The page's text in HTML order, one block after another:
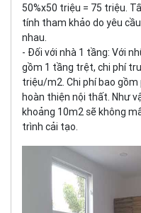
50%x50 triệu = 75 triệu.
tính tham khảo do yêu
nhau.
- Đối với nhà 1 tầng: Với
gồm 1 tầng trệt, chi phí
triệu/m2. Chi phí bao
hoàn thiện nội thất. Như
khoảng 10m2 sẽ không
trình cải tạo.